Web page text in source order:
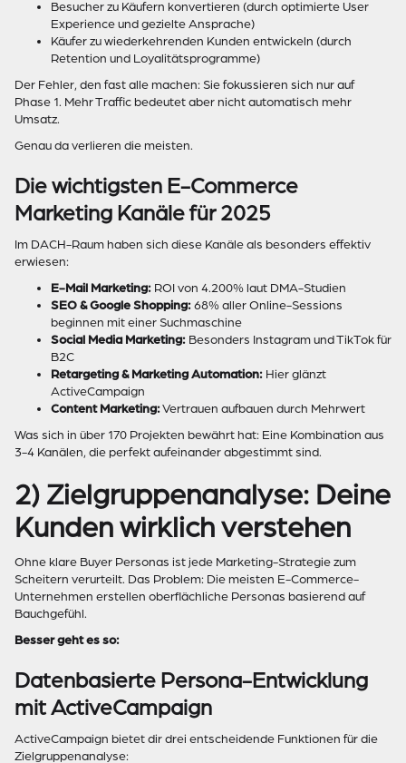
Besucher zu Käufern konvertieren (durch optimierte User
Experience und gezielte Ansprache)
Käufer zu wiederkehrenden Kunden entwickeln (durch
Retention und Loyalitätsprogramme)
Der Fehler, den fast alle machen: Sie fokussieren sich nur auf
Phase 1. Mehr Traffic bedeutet aber nicht automatisch mehr
Umsatz.
Genau da verlieren die meisten.
Die wichtigsten E-Commerce
Marketing Kanäle für 2025
Im DACH-Raum haben sich diese Kanäle als besonders effektiv
erwiesen:
E-Mail Marketing: ROI von 4.200% laut DMA-Studien
SEO & Google Shopping: 68% aller Online-Sessions
beginnen mit einer Suchmaschine
Social Media Marketing: Besonders Instagram und TikTok für
B2C
Retargeting & Marketing Automation: Hier glänzt
ActiveCampaign
Content Marketing:Vertrauen aufbauen durch Mehrwert
Was sich in über 170 Projekten bewährt hat: Eine Kombination aus
3-4 Kanälen, die perfekt aufeinander abgestimmt sind.
2) Zielgruppenanalyse: Deine
Kunden wirklich verstehen
Ohne klare Buyer Personas ist jede Marketing-Strategie zum
Scheitern verurteilt. Das Problem: Die meisten E-Commerce-
Unternehmen erstellen oberflächliche Personas basierend auf
Bauchgefühl.
Besser geht es so:
Datenbasierte Persona-Entwicklung
mit ActiveCampaign
ActiveCampaign bietet dir drei entscheidende Funktionen für die
Zielgruppenanalyse: